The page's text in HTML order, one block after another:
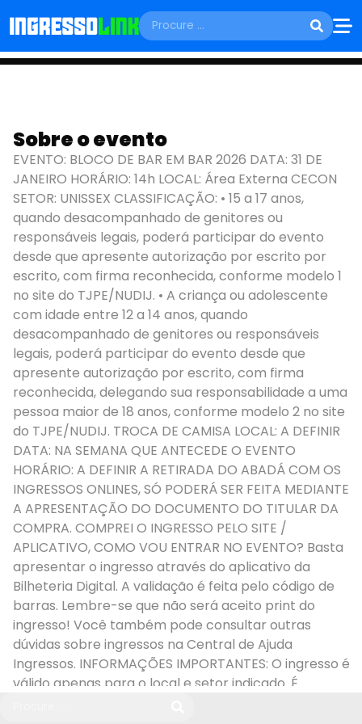
BLOCO DE BAR EM
BAR 2026
Olinda - PE
Sobre o evento
EVENTO: BLOCO DE BAR EM BAR 2026 DATA: 31 DE
JANEIRO HORÁRIO: 14h LOCAL: Área Externa CECON
SETOR: UNISSEX CLASSIFICAÇÃO: • 15 a 17 anos,
quando desacompanhado de genitores ou
responsáveis legais, poderá participar do evento
desde que apresente autorização por escrito por
escrito, com firma reconhecida, conforme modelo 1
no site do TJPE/NUDIJ. • A criança ou adolescente
com idade entre 12 a 14 anos, quando
desacompanhado de genitores ou responsáveis
legais, poderá participar do evento desde que
apresente autorização por escrito, com firma
reconhecida, delegando sua responsabilidade a uma
pessoa maior de 18 anos, conforme modelo 2 no site
do TJPE/NUDIJ. TROCA DE CAMISA LOCAL: A DEFINIR
DATA: NA SEMANA QUE ANTECEDE O EVENTO
HORÁRIO: A DEFINIR A RETIRADA DO ABADÁ COM OS
INGRESSOS ONLINES, SÓ PODERÁ SER FEITA MEDIANTE
A APRESENTAÇÃO DO DOCUMENTO DO TITULAR DA
COMPRA. COMPREI O INGRESSO PELO SITE /
APLICATIVO, COMO VOU ENTRAR NO EVENTO? Basta
apresentar o ingresso através do aplicativo da
Bilheteria Digital. A validação é feita pelo código de
barras. Lembre-se que não será aceito print do
ingresso! Você também pode consultar outras
dúvidas sobre ingressos na Central de Ajuda
Ingressos. INFORMAÇÕES IMPORTANTES: O ingresso é
válido apenas para o local e setor indicado. É